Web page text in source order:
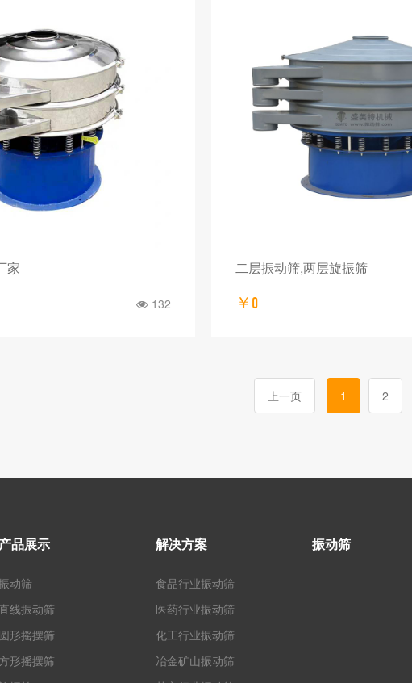
家
132
二层振动筛,两层旋振筛
￥0
上一页 1 2
产品展示
动筛
直线振动筛
圆形摇摆筛
形摇摆筛
解决方案
食品行业振动筛
医药行业振动筛
化工行业振动筛
冶金矿山振动筛
振动筛